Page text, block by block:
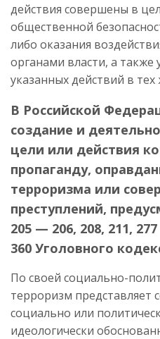
действия совершены в
общественной
либо оказания
органами власти, а также
указанных действий в тех
В Российской
создание и
цели или действия
пропаганду,
терроризма или
преступлений,
205 — 206, 208, 211,
360 Уголовного
По своей социально-
терроризм представляет
социально или
идеологически